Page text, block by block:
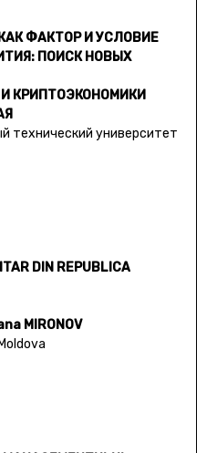
ФАКТОР И УСЛОВИЕ
ПОИСК НОВЫХ
КРИПТОЭКОНОМИКИ
технический университет
DIN REPUBLICA
MIRONOV